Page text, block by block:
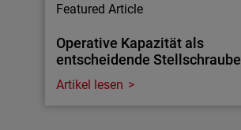
Featured Article
Operative Kapazität als
entscheidende Stellschraube
Artikel lesen